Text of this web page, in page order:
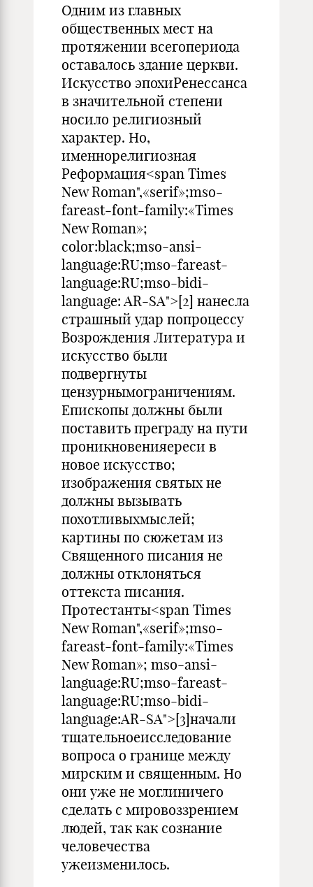
Одним из главных
общественных мест на
протяжении всегопериода
оставалось здание церкви.
Искусство эпохиРенессанса
в значительной степени
носило религиозный
характер. Но,
именнорелигиозная
Реформация<span Times
New Roman",«serif»;mso-
fareast-font-family:«Times
New Roman»;
color:black;mso-ansi-
language:RU;mso-fareast-
language:RU;mso-bidi-
language: AR-SA">[2] нанесла
страшный удар попроцессу
Возрождения Литература и
искусство были
подвергнуты
цензурнымограничениям.
Епископы должны были
поставить преграду на пути
проникновенияереси в
новое искусство;
изображения святых не
должны вызывать
похотливыхмыслей;
картины по сюжетам из
Священного писания не
должны отклоняться
оттекста писания.
Протестанты<span Times
New Roman",«serif»;mso-
fareast-font-family:«Times
New Roman»; mso-ansi-
language:RU;mso-fareast-
language:RU;mso-bidi-
language:AR-SA">[3]начали
тщательноеисследование
вопроса о границе между
мирским и священным. Но
они уже не моглиничего
сделать с мировоззрением
людей, так как сознание
человечества
ужеизменилось.